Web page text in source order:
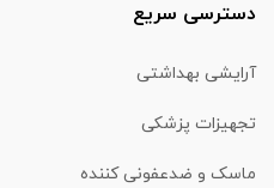
دسترسی سریع
آرایشی بهداشتی
تجهیزات پزشکی
ماسک و ضدعفونی کننده